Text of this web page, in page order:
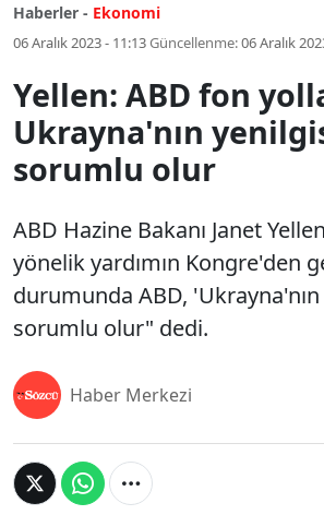
Haberler - Ekonomi
06 Aralık 2023 - 11:13Güncellenme:06 Aralık
Yellen: ABD fon
Ukrayna'nın
sorumlu olur
ABD Hazine Bakanı Janet
yönelik yardımın Kongre'den
durumunda ABD,
sorumlu olur" dedi.
Haber Merkezi